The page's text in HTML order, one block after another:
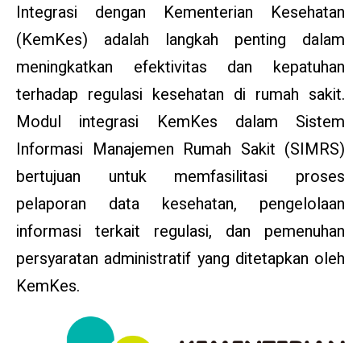
Integrasi dengan Kementerian Kesehatan
(KemKes) adalah langkah penting dalam
meningkatkan efektivitas dan kepatuhan
terhadap regulasi kesehatan di rumah sakit.
Modul integrasi KemKes dalam Sistem
Informasi Manajemen Rumah Sakit (SIMRS)
bertujuan untuk memfasilitasi proses
pelaporan data kesehatan, pengelolaan
informasi terkait regulasi, dan pemenuhan
persyaratan administratif yang ditetapkan oleh
KemKes.